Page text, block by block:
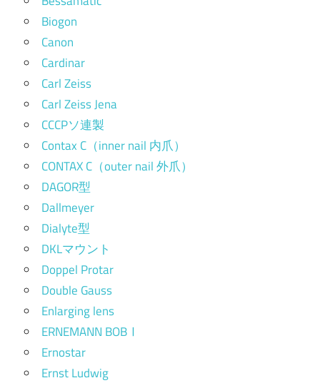
Biogon
Canon
Cardinar
Carl Zeiss
Carl Zeiss Jena
CCCPソ連製
Contax C（inner nail 内爪）
CONTAX C（outer nail 外爪）
DAGOR型
Dallmeyer
Dialyte型
DKLマウント
Doppel Protar
Double Gauss
Enlarging lens
ERNEMANN BOBⅠ
Ernostar
Ernst Ludwig